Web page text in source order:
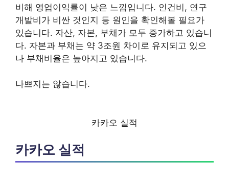
비해 영업이익률이 낮은 느낌입니다. 인건비, 연구
개발비가 비싼 것인지 등 원인을 확인해볼 필요가
있습니다. 자산, 자본, 부채가 모두 증가하고 있습니
다. 자본과 부채는 약 3조원 차이로 유지되고 있으
나 부채비율은 높아지고 있습니다.
나쁘지는 않습니다.
카카오 실적
카카오 실적